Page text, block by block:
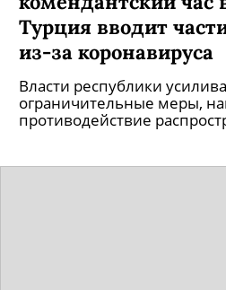
Закрытые
комендантский час
Турция вводит
из-за коронавируса
Власти республики